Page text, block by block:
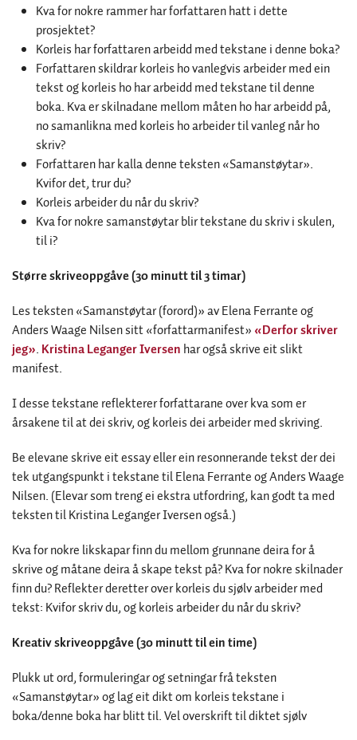
Kva for nokre rammer har forfattaren hatt i dette
prosjektet?
Korleis har forfattaren arbeidd med tekstane i denne boka?
Forfattaren skildrar korleis ho vanlegvis arbeider med ein
tekst og korleis ho har arbeidd med tekstane til denne
boka. Kva er skilnadane mellom måten ho har arbeidd på,
no samanlikna med korleis ho arbeider til vanleg når ho
skriv?
Forfattaren har kalla denne teksten «Samanstøytar».
Kvifor det, trur du?
Korleis arbeider du når du skriv?
Kva for nokre samanstøytar blir tekstane du skriv i skulen,
til i?
Større skriveoppgåve (30 minutt til 3 timar)
Les teksten «Samanstøytar (forord)» av Elena Ferrante og
Anders Waage Nilsen sitt «forfattarmanifest»«Derfor skriver
jeg». Kristina Leganger Iversen har også skrive eit slikt
manifest.
I desse tekstane reflekterer forfattarane over kva som er
årsakene til at dei skriv, og korleis dei arbeider med skriving.
Be elevane skrive eit essay eller ein resonnerande tekst der dei
tek utgangspunkt i tekstane til Elena Ferrante og Anders Waage
Nilsen. (Elevar som treng ei ekstra utfordring, kan godt ta med
teksten til Kristina Leganger Iversen også.)
Kva for nokre likskapar finn du mellom grunnane deira for å
skrive og måtane deira å skape tekst på? Kva for nokre skilnader
finn du? Reflekter deretter over korleis du sjølv arbeider med
tekst: Kvifor skriv du, og korleis arbeider du når du skriv?
Kreativ skriveoppgåve (30 minutt til ein time)
Plukk ut ord, formuleringar og setningar frå teksten
«Samanstøytar» og lag eit dikt om korleis tekstane i
boka/denne boka har blitt til. Vel overskrift til diktet sjølv